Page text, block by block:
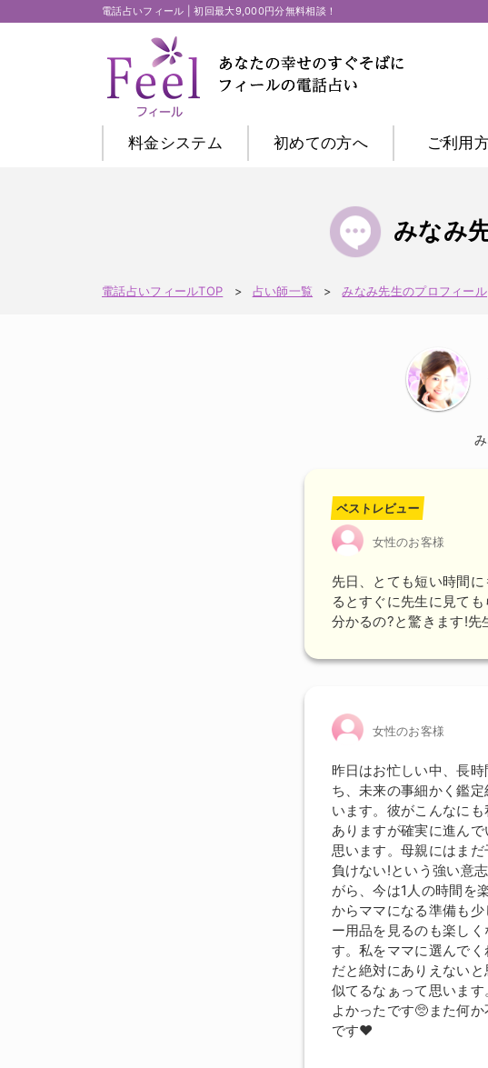
電話占いフィール | 初回最大9,000円分無料相談！
料金システム 初めての方へ ご利用
みなみ
電話占いフィールTOP 占い師一覧 みなみ先生のプロフィール
ベストレビュー
女性のお客様
先日、 とても短い時間
るとすぐに先生に見て
分かるの?と驚きます!先
女性のお客様
昨日はお忙しい中、長
ち、未来の事細かく鑑
います。彼がこんなに
ありますが確実に進ん
思います。母親にはま
負けない!という強い意
がら、今は1人の時間を
からママになる準備も
ー用品を見るのも楽し
す。私をママに選んで
だと絶対にありえない
似てるなぁって思いま
よかったです🥺また何
です❤︎